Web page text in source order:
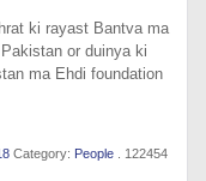
ki rayast Bantva ma
or duinya ki
ma Ehdi foundation
Category: People . 122454